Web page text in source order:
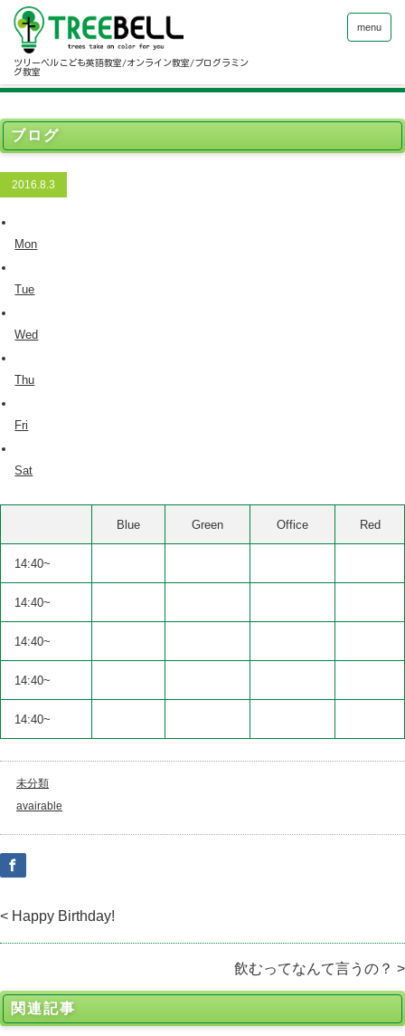
ツリーベルこども英語教室/オンライン教室/プログラミン
グ教室
menu
ブログ
2016.8.3
Mon
Tue
Wed
Thu
Fri
Sat
Blue Green Office Red
14:40~
14:40~
14:40~
14:40~
14:40~
未分類
avairable
< Happy Birthday!
飲むってなんて言うの？ >
関連記事